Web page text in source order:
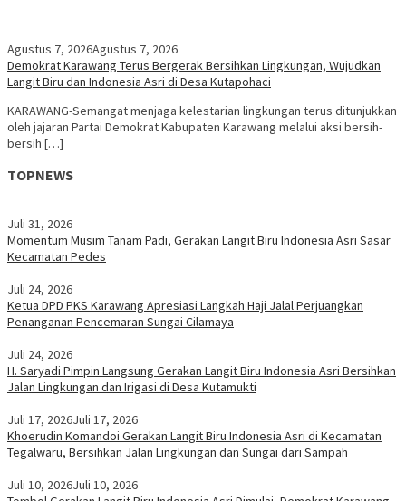
Agustus 7, 2026Agustus 7, 2026
Demokrat Karawang Terus Bergerak Bersihkan Lingkungan, Wujudkan
Langit Biru dan Indonesia Asri di Desa Kutapohaci
KARAWANG-Semangat menjaga kelestarian lingkungan terus ditunjukkan
oleh jajaran Partai Demokrat Kabupaten Karawang melalui aksi bersih-
bersih […]
TOPNEWS
Juli 31, 2026
Momentum Musim Tanam Padi, Gerakan Langit Biru Indonesia Asri Sasar
Kecamatan Pedes
Juli 24, 2026
Ketua DPD PKS Karawang Apresiasi Langkah Haji Jalal Perjuangkan
Penanganan Pencemaran Sungai Cilamaya
Juli 24, 2026
H. Saryadi Pimpin Langsung Gerakan Langit Biru Indonesia Asri Bersihkan
Jalan Lingkungan dan Irigasi di Desa Kutamukti
Juli 17, 2026Juli 17, 2026
Khoerudin Komandoi Gerakan Langit Biru Indonesia Asri di Kecamatan
Tegalwaru, Bersihkan Jalan Lingkungan dan Sungai dari Sampah
Juli 10, 2026Juli 10, 2026